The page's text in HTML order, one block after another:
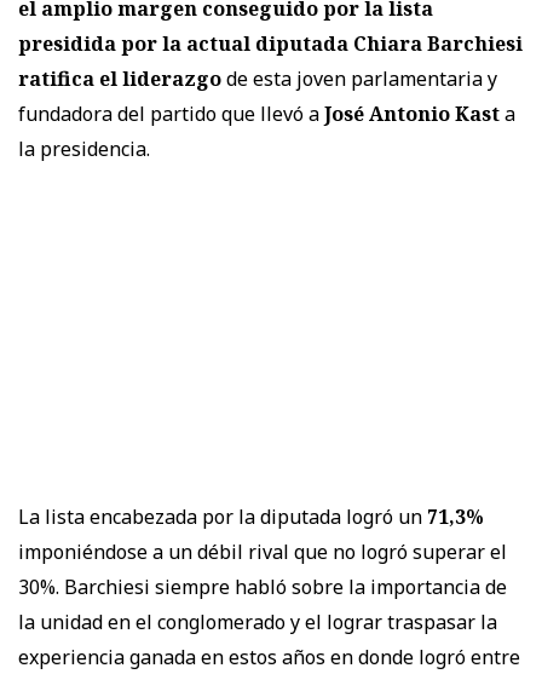
el amplio margen conseguido por la lista
presidida por la actual diputada Chiara Barchiesi
ratifica el liderazgode esta joven parlamentaria y
fundadora del partido que llevó aJosé Antonio Kasta
la presidencia.
La lista encabezada por la diputada logró un 71,3%
imponiéndose a un débil rival que no logró superar el
30%. Barchiesi siempre habló sobre la importancia de
la unidad en el conglomerado y el lograr traspasar la
experiencia ganada en estos años en donde logró entre